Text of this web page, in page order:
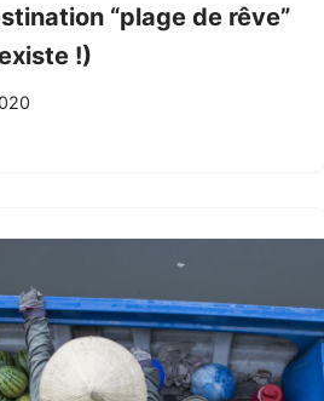
“plage de rêve”
!)